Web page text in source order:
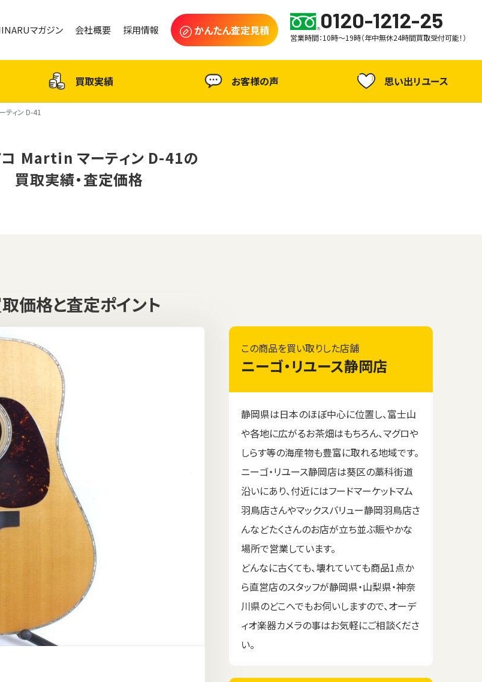
マガジン 会社概要 採用情報 かんたん査定見積 0120-1212-25
営業時間：10時～19時（年中無休24時間買取受付可能！）
買取実績 お客様の声 思い出リユース
ティン D-41
コ Martin マーティン D-41の
買取実績・査定価格
価格と査定ポイント
この商品を買い取りした店舗
ニーゴ・リユース静岡店
静岡県は日本のほぼ中心に位置し、富士山
や各地に広がるお茶畑はもちろん、マグロや
しらす等の海産物も豊富に取れる地域です。
ニーゴ・リユース静岡店は葵区の藁科街道
沿いにあり、付近にはフードマーケットマム
羽鳥店さんやマックスバリュー静岡羽鳥店さ
んなどたくさんのお店が立ち並ぶ賑やかな
場所で営業しています。
どんなに古くても、壊れていても商品1点か
ら直営店のスタッフが静岡県・山梨県・神奈
川県のどこへでもお伺いしますので、オーデ
ィオ楽器カメラの事はお気軽にご相談くださ
い。